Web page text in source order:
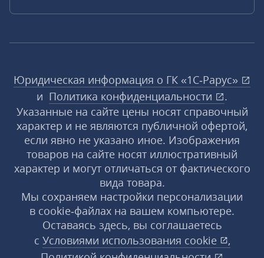
Юридическая информация о ГК «1С‑Рарус»
и Политика конфиденциальности
.
Указанные на сайте цены носят справочный
характер и не являются публичной офертой,
если явно не указано иное. Изображения
товаров на сайте носят иллюстративный
характер и могут отличаться от фактического
вида товара.
Мы сохраняем настройки персонализации
в cookie‑файлах на вашем компьютере.
Оставаясь здесь, вы соглашаетесь
с Условиями использования cookie
,